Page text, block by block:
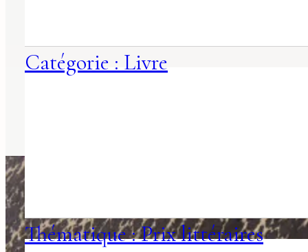
Catégorie : Livre
Thématique : Prix littéraires